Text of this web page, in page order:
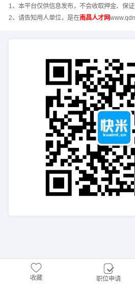
1、本平台仅供信息发布，不会收取押金、保证
2、请告知用人单位，是在南昌人才网
收藏 职位申请